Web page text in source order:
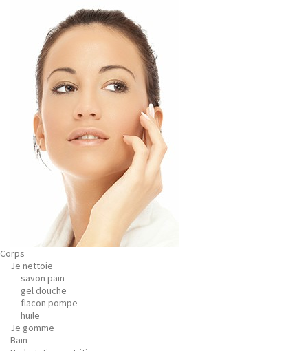
Corps
Je nettoie
savon pain
gel douche
flacon pompe
huile
Je gomme
Bain